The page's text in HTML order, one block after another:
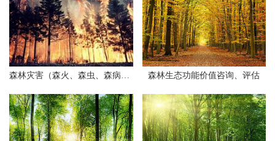
森林灾害（森火、森虫、森病）及人为因素资源受损价值评定 森林生态功能价值咨询、评估